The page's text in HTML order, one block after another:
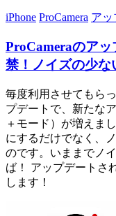
iPhone ProCamera アッ
ProCameraのア
禁！ノイズの少な
毎度利用させてもら
プデートで、新たな
＋モード）が増えま
にするだけでなく、
のです。いままでノ
ば！ アップデートさ
します！